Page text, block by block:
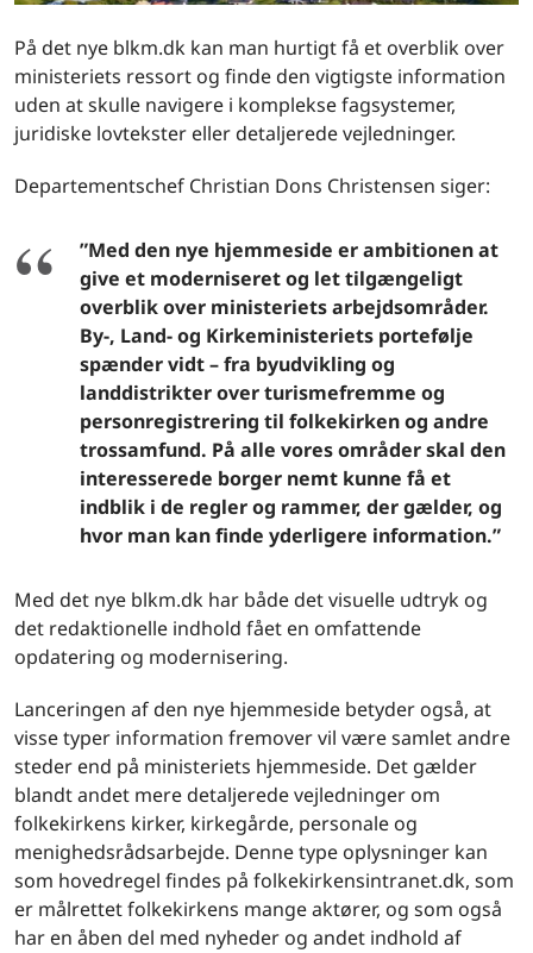
På det nye blkm.dk kan man hurtigt få et overblik over
ministeriets ressort og finde den vigtigste information
uden at skulle navigere i komplekse fagsystemer,
juridiske lovtekster eller detaljerede vejledninger.
Departementschef Christian Dons Christensen siger:
”Med den nye hjemmeside er ambitionen at
give et moderniseret og let tilgængeligt
overblik over ministeriets arbejdsområder.
By-, Land- og Kirkeministeriets portefølje
spænder vidt – fra byudvikling og
landdistrikter over turismefremme og
personregistrering til folkekirken og andre
trossamfund. På alle vores områder skal den
interesserede borger nemt kunne få et
indblik i de regler og rammer, der gælder, og
hvor man kan finde yderligere information.”
Med det nye blkm.dk har både det visuelle udtryk og
det redaktionelle indhold fået en omfattende
opdatering og modernisering.
Lanceringen af den nye hjemmeside betyder også, at
visse typer information fremover vil være samlet andre
steder end på ministeriets hjemmeside. Det gælder
blandt andet mere detaljerede vejledninger om
folkekirkens kirker, kirkegårde, personale og
menighedsrådsarbejde. Denne type oplysninger kan
som hovedregel findes på folkekirkensintranet.dk, som
er målrettet folkekirkens mange aktører, og som også
har en åben del med nyheder og andet indhold af